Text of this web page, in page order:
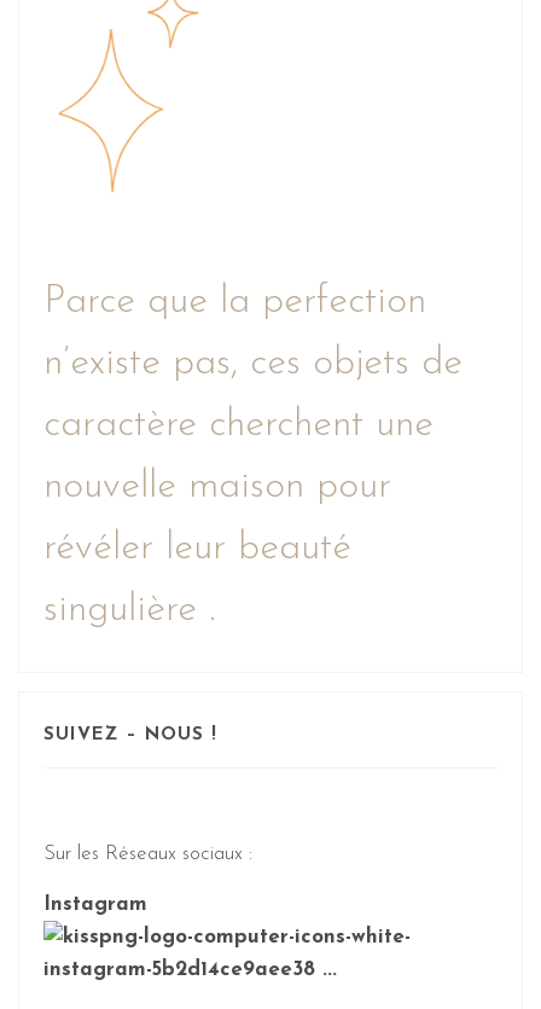
Parce que la perfection
n’existe pas, ces objets de
caractère cherchent une
nouvelle maison pour
révéler leur beauté
singulière .
SUIVEZ – NOUS !
Sur les Réseaux sociaux :
Instagram